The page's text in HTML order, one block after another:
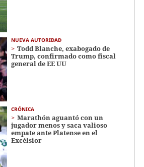
NUEVA AUTORIDAD
Todd Blanche, exabogado de
Trump, confirmado como fiscal
general de EE UU
CRÓNICA
Marathón aguantó con un
jugador menos y saca valioso
empate ante Platense en el
Excélsior